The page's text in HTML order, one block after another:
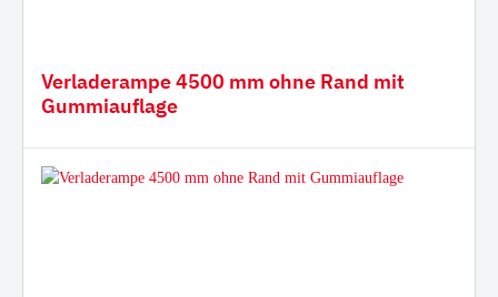
Verladerampe 4500 mm ohne Rand mit
Gummiauflage